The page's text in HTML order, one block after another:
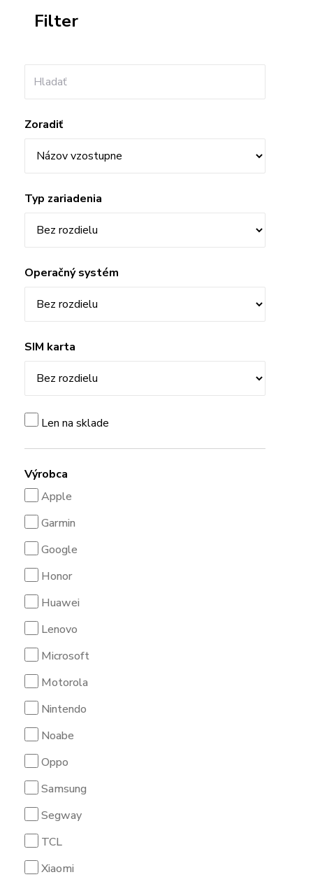
Filter
Zoradiť
Typ zariadenia
Operačný systém
SIM karta
Len na sklade
Výrobca
Apple
Garmin
Google
Honor
Huawei
Lenovo
Microsoft
Motorola
Nintendo
Noabe
Oppo
Samsung
Segway
TCL
Xiaomi